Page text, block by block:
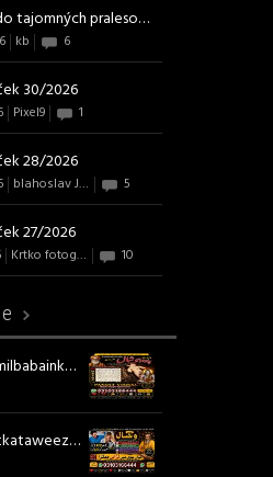
Vstúpte do tajomných pralesov s ...
kb 6
30/2026
Pixel9 1
28/2026
blahoslav J B Art 5
27/2026
Krtko fotografom 10
australia Amil baba amilbabainkarachi #amilbabaindubai 03103166444 #amilbabaincanada
#sifliilam #mohabbatkataweez #manpasandshadi #spiritual #bangalkajadu+923103166444 #Amliyat & Taweezat Specialist Amil Baba Bang